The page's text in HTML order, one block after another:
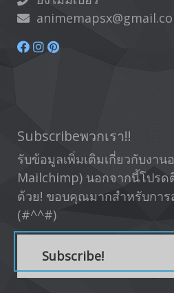
Subscribeพวกเรา!!
รับข้อมูลเพิ่มเติมเกี่ยวกับงาน
Mailchimp) นอกจากนี้โปรด
ด้วย! ขอบคุณมากสำหรับกา
(#^^#)
Subscribe!